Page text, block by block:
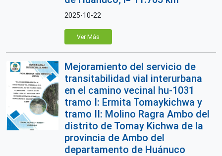
2025-10-22
Ver Más
Mejoramiento del servicio de
transitabilidad vial interurbana
en el camino vecinal hu-1031
tramo I: Ermita Tomaykichwa y
tramo II: Molino Ragra Ambo del
distrito de Tomay Kichwa de la
provincia de Ambo del
departamento de Huánuco